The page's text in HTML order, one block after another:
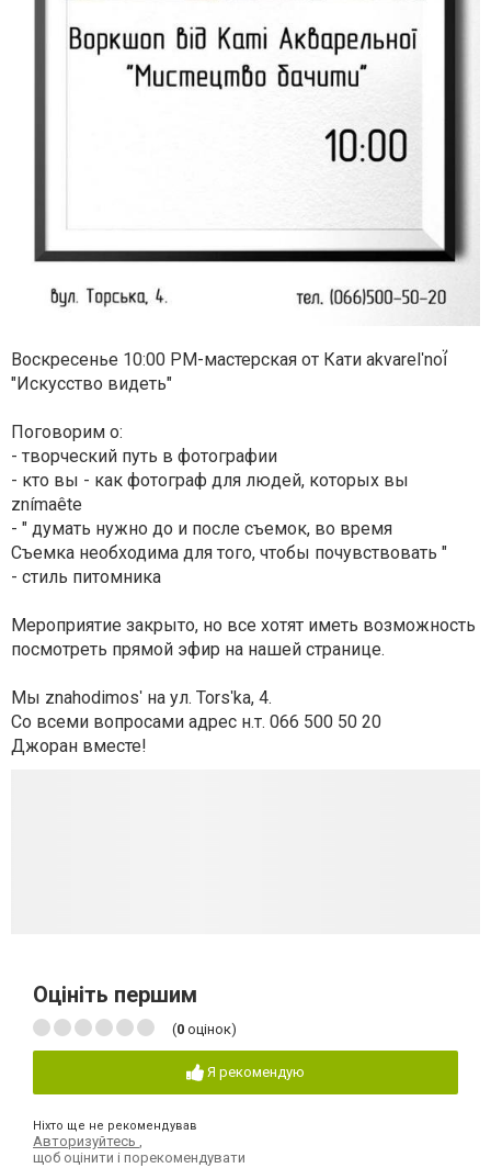
Воскресенье 10:00 PM-мастерская от Кати akvarelʹnoí̈
"Искусство видеть"
Поговорим о:
- творческий путь в фотографии
- кто вы - как фотограф для людей, которых вы
znímaête
- " думать нужно до и после съемок, во время
Съемка необходима для того, чтобы почувствовать "
- стиль питомника
Мероприятие закрыто, но все хотят иметь возможность
посмотреть прямой эфир на нашей странице.
Мы znahodimosʹ на ул. Torsʹka, 4.
Со всеми вопросами адрес н.т. 066 500 50 20
Джоран вместе!
Оцініть першим
(0 оцінок)
Я рекомендую
Ніхто ще не рекомендував
Авторизуйтесь ,
щоб оцінити і порекомендувати